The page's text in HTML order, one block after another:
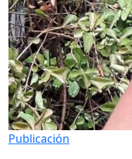
Publicación